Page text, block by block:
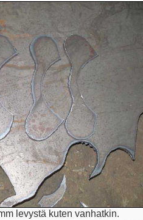
levystä kuten vanhatkin.